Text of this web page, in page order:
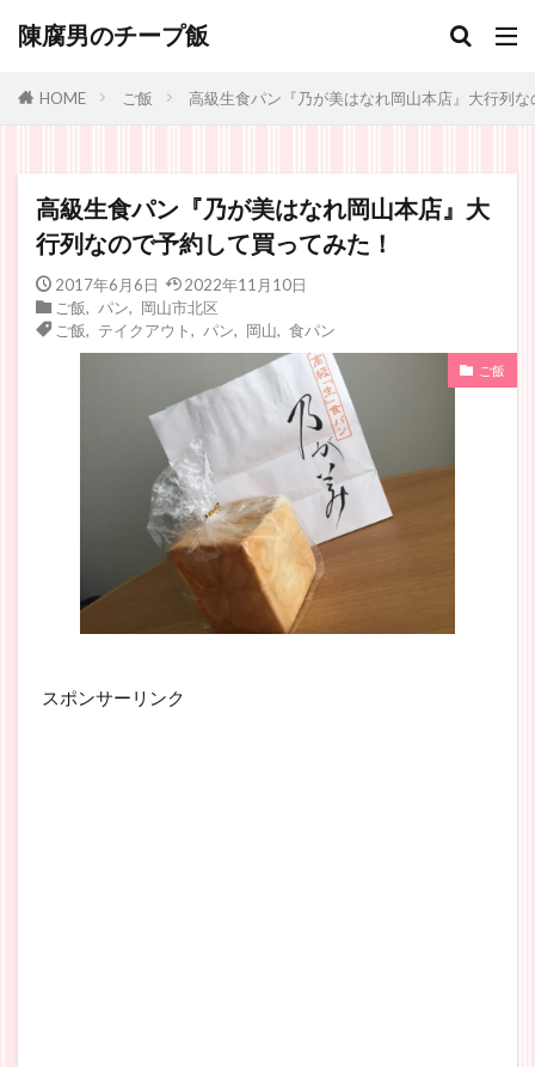
陳腐男のチープ飯
HOME ご飯 高級生食パン『乃が美はなれ岡山本店』大行列
高級生食パン『乃が美はなれ岡山本店』大
行列なので予約して買ってみた！
2017年6月6日
2022年11月10日
ご飯
パン
岡山市北区
ご飯
テイクアウト パン 岡山 食パン
ご飯
スポンサーリンク